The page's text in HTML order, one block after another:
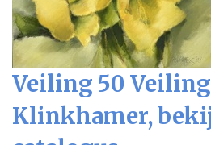
Veiling 50
Klinkhamer,